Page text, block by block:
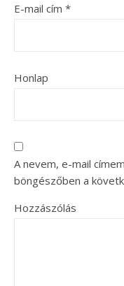
E-mail cím *
Honlap
A nevem, e-mail
böngészőben a
Hozzászólás